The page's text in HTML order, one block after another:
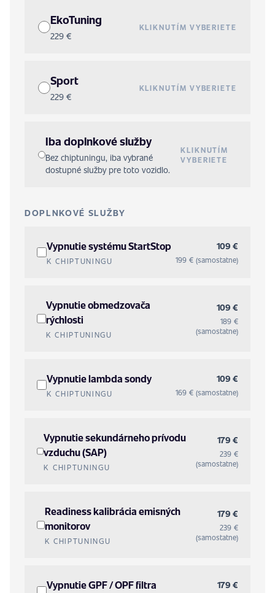
EkoTuning
229 €
KLIKNUTÍM VYBERIETE
Sport
229 €
KLIKNUTÍM VYBERIETE
Iba doplnkové služby
Bez chiptuningu, iba vybrané
dostupné služby pre toto vozidlo.
KLIKNUTÍM
VYBERIETE
DOPLNKOVÉ SLUŽBY
Vypnutie systému StartStop
K CHIPTUNINGU
109 €
199 € (samostatne)
Vypnutie obmedzovača
rýchlosti
K CHIPTUNINGU
109 €
189 €
(samostatne)
Vypnutie lambda sondy
K CHIPTUNINGU
109 €
169 € (samostatne)
Vypnutie sekundárneho prívodu
vzduchu (SAP)
K CHIPTUNINGU
179 €
239 €
(samostatne)
Readiness kalibrácia emisných
monitorov
K CHIPTUNINGU
179 €
239 €
(samostatne)
Vypnutie GPF / OPF filtra 179 €